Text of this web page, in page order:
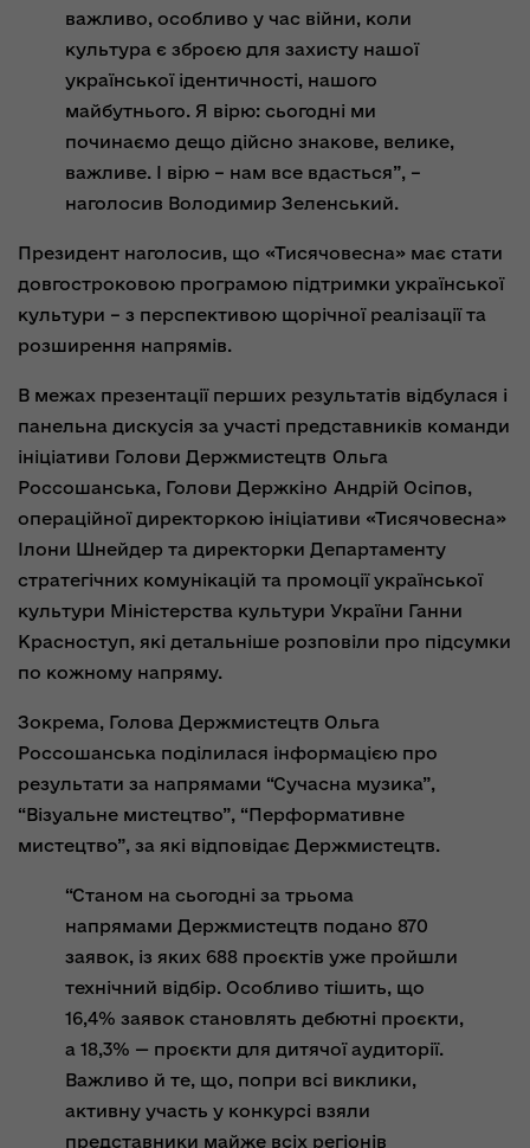
важливо, особливо у час війни, коли
культура є зброєю для захисту нашої
української ідентичності, нашого
майбутнього. Я вірю: сьогодні ми
починаємо дещо дійсно знакове, велике,
важливе. І вірю – нам все вдасться”, –
наголосив Володимир Зеленський.
Президент наголосив, що «Тисячовесна» має стати
довгостроковою програмою підтримки української
культури – з перспективою щорічної реалізації та
розширення напрямів.
В межах презентації перших результатів відбулася і
панельна дискусія за участі представників команди
ініціативи Голови Держмистецтв Ольга
Россошанська, Голови Держкіно Андрій Осіпов,
операційної директоркою ініціативи «Тисячовесна»
Ілони Шнейдер та директорки Департаменту
стратегічних комунікацій та промоції української
культури Міністерства культури України Ганни
Красноступ, які детальніше розповіли про підсумки
по кожному напряму.
Зокрема, Голова Держмистецтв Ольга
Россошанська поділилася інформацією про
результати за напрямами “Сучасна музика”,
“Візуальне мистецтво”, “Перформативне
мистецтво”, за які відповідає Держмистецтв.
“Станом на сьогодні за трьома
напрямами Держмистецтв подано 870
заявок, із яких 688 проєктів уже пройшли
технічний відбір. Особливо тішить, що
16,4% заявок становлять дебютні проєкти,
а 18,3% — проєкти для дитячої аудиторії.
Важливо й те, що, попри всі виклики,
активну участь у конкурсі взяли
представники майже всіх регіонів